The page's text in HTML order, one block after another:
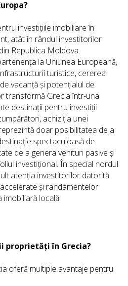
investițiile imobiliare în
atât în rândul investitorilor
Republica Moldova.
la Uniunea Europeană,
turistice, cererea
vacanță și potențialul de
transformă Grecia într-una
destinații pentru investiții
achiziția unei
doar posibilitatea de a
spectaculoasă de
de a genera venituri pasive și
investițional. În special nordul
atenția investitorilor datorită
și randamentelor
locală.
proprietăți în Grecia?
oferă multiple avantaje pentru